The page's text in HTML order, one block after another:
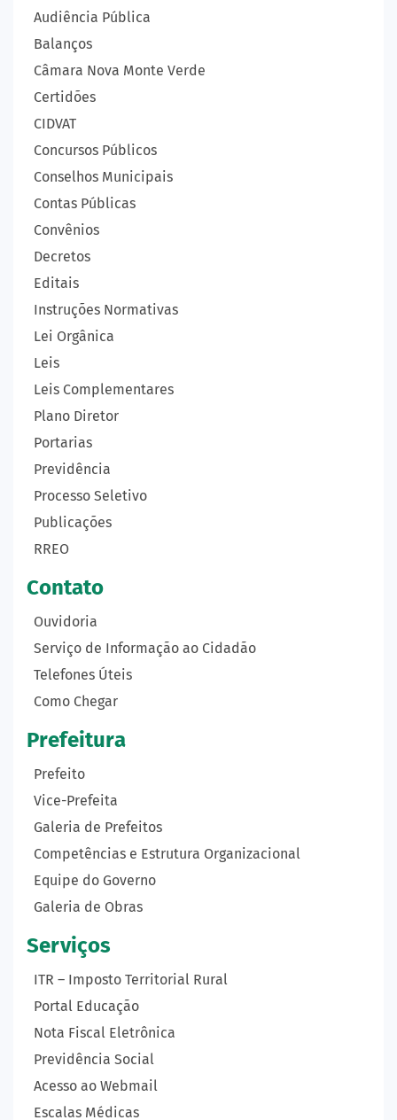
Audiência Pública
Balanços
Câmara Nova Monte Verde
Certidões
CIDVAT
Concursos Públicos
Conselhos Municipais
Contas Públicas
Convênios
Decretos
Editais
Instruções Normativas
Lei Orgânica
Leis
Leis Complementares
Plano Diretor
Portarias
Previdência
Processo Seletivo
Publicações
RREO
Contato
Ouvidoria
Serviço de Informação ao Cidadão
Telefones Úteis
Como Chegar
Prefeitura
Prefeito
Vice-Prefeita
Galeria de Prefeitos
Competências e Estrutura Organizacional
Equipe do Governo
Galeria de Obras
Serviços
ITR – Imposto Territorial Rural
Portal Educação
Nota Fiscal Eletrônica
Previdência Social
Acesso ao Webmail
Escalas Médicas